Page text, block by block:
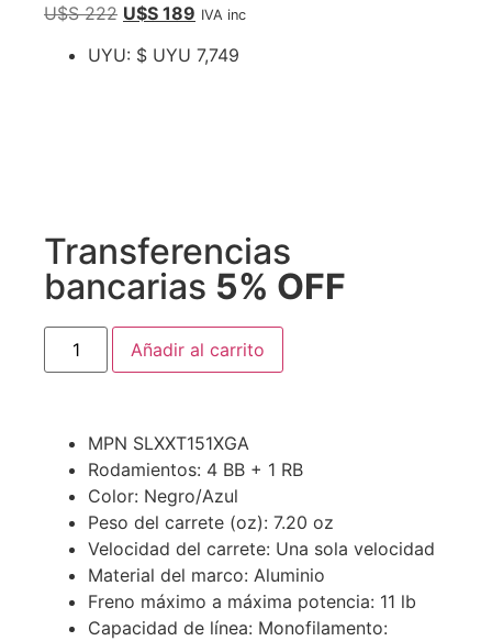
U$S222 U$S 189 IVA inc
UYU: $ UYU 7,749
Transferencias
bancarias 5% OFF
Añadir al carrito
MPN SLXXT151XGA
Rodamientos: 4 BB + 1 RB
Color: Negro/Azul
Peso del carrete (oz): 7.20 oz
Velocidad del carrete: Una sola velocidad
Material del marco: Aluminio
Freno máximo a máxima potencia: 11 lb
Capacidad de línea: Monofilamento: